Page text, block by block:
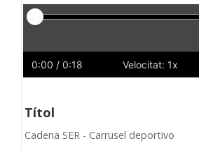
Reproductor
0:00 / 0:18 Velocitat: 1x
Títol
Cadena SER - Carrusel deportivo